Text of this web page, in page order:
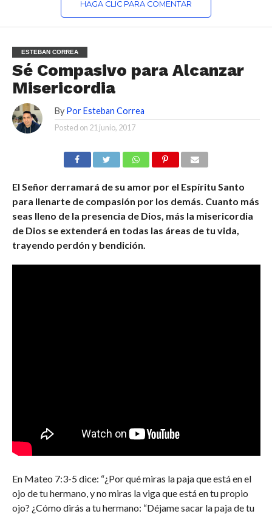
HAGA CLIC PARA COMENTAR
ESTEBAN CORREA
Sé Compasivo para Alcanzar
Misericordia
By Por Esteban Correa
Posted on 21 junio, 2017
El Señor derramará de su amor por el Espíritu Santo
para llenarte de compasión por los demás. Cuanto más
seas lleno de la presencia de Dios, más la misericordia
de Dios se extenderá en todas las áreas de tu vida,
trayendo perdón y bendición.
En Mateo 7:3-5 dice: “¿Por qué miras la paja que está en el
ojo de tu hermano, y no miras la viga que está en tu propio
ojo? ¿Cómo dirás a tu hermano: “Déjame sacar la paja de tu